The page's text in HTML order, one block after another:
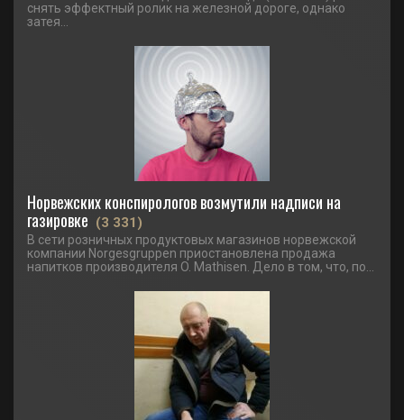
снять эффектный ролик на железной дороге, однако
затея...
Норвежских конспирологов возмутили надписи на
газировке (3 331)
В сети розничных продуктовых магазинов норвежской
компании Norgesgruppen приостановлена продажа
напитков производителя O. Mathisen. Дело в том, что, по...